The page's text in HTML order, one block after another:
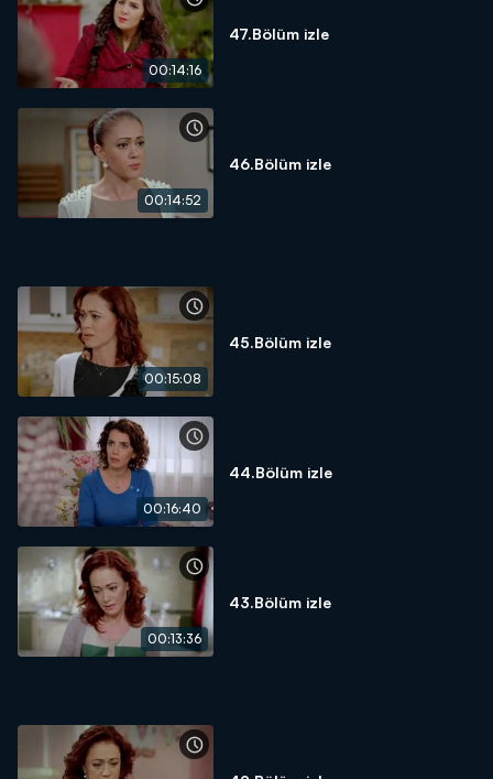
00:14:16
47.Bölüm izle
00:14:52
46.Bölüm izle
00:15:08
45.Bölüm izle
00:16:40
44.Bölüm izle
00:13:36
43.Bölüm izle